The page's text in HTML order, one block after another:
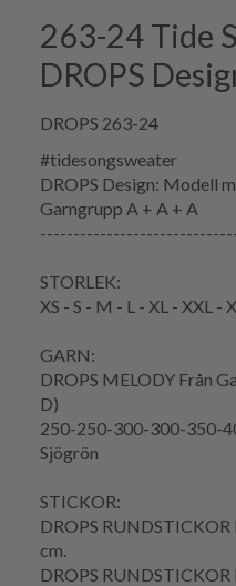
263-24 Tide
DROPS
DROPS 263-24
#tidesongsweater
DROPS Design: Modell
Garngrupp A + A + A
STORLEK:
XS - S - M - L - XL - XXL -
GARN:
DROPS MELODY Från
D)
250-250-300-300-350-
Sjögrön
STICKOR:
DROPS RUNDSTICKOR
cm.
DROPS RUNDSTICKOR